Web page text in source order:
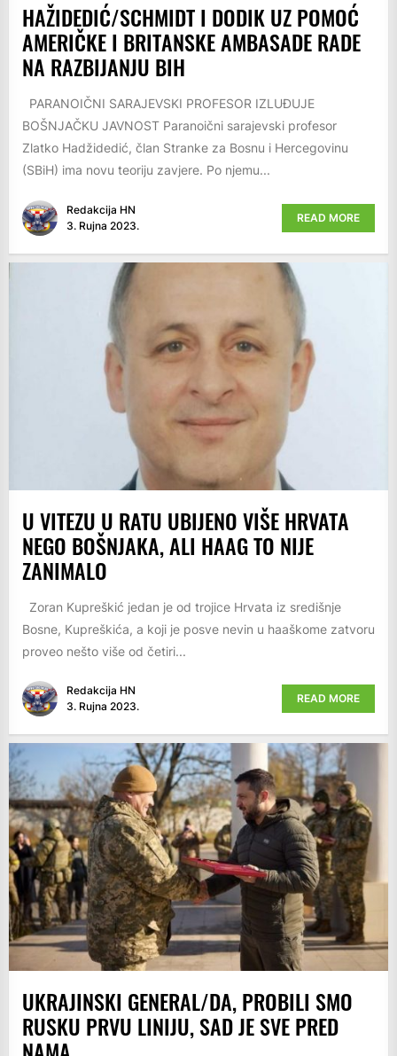
HAŽIDEDIĆ/SCHMIDT I DODIK UZ POMOĆ
AMERIČKE I BRITANSKE AMBASADE RADE
NA RAZBIJANJU BIH
PARANOIČNI SARAJEVSKI PROFESOR IZLUĐUJE
BOŠNJAČKU JAVNOST Paranoični sarajevski profesor
Zlatko Hadžidedić, član Stranke za Bosnu i Hercegovinu
(SBiH) ima novu teoriju zavjere. Po njemu...
Redakcija HN
3. Rujna 2023.
READ MORE
U VITEZU U RATU UBIJENO VIŠE HRVATA
NEGO BOŠNJAKA, ALI HAAG TO NIJE
ZANIMALO
Zoran Kupreškić jedan je od trojice Hrvata iz središnje
Bosne, Kupreškića, a koji je posve nevin u haaškome zatvoru
proveo nešto više od četiri...
Redakcija HN
3. Rujna 2023.
READ MORE
UKRAJINSKI GENERAL/DA, PROBILI SMO
RUSKU PRVU LINIJU, SAD JE SVE PRED